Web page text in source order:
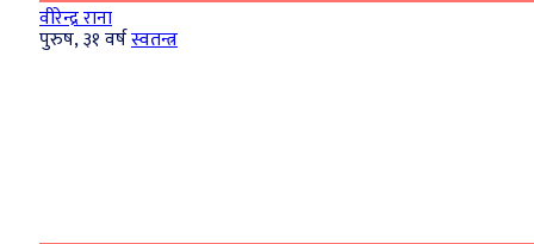
वीरेन्द्र राना
पुरुष, ३१ वर्षस्वतन्त्र